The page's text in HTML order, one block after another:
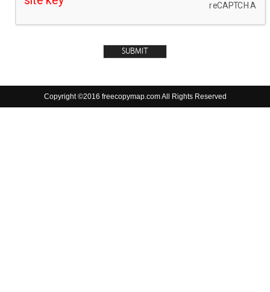
Copyright ©2016 freecopymap.com All Rights Reserved